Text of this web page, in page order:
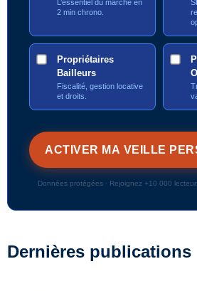
L’essentiel du marché en
2 min chrono.
Propriétaires
Bailleurs
Fiscalité, gestion locative
et droits.
Données protégées · Rejoignez +10 000
Dernières publications